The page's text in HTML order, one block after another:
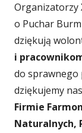
Organizatorzy
o Puchar
dziękują
i
do sprawnego
dziękujemy
Firmie
Naturalnych,